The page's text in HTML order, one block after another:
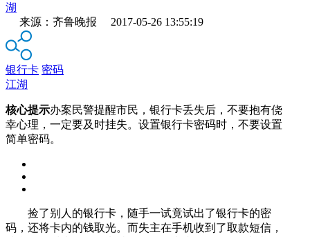
湖
来源：齐鲁晚报 2017-05-26 13:55:19
银行卡 密码
江湖
核心提示办案民警提醒市民，银行卡丢失后，不要抱有侥
幸心理，一定要及时挂失。设置银行卡密码时，不要设置
简单密码。
捡了别人的银行卡，随手一试竟试出了银行卡的密
码，还将卡内的钱取光。而失主在手机收到了取款短信，